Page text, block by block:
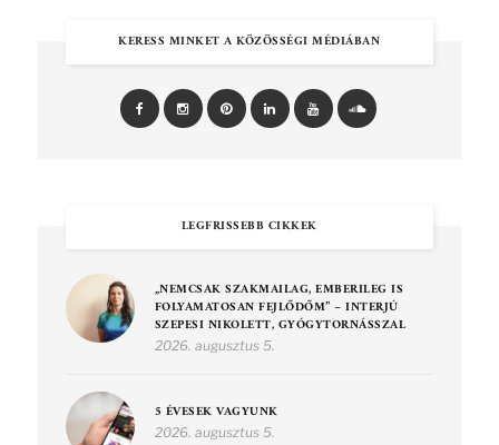
KERESS MINKET A KÖZÖSSÉGI MÉDIÁBAN
LEGFRISSEBB CIKKEK
„NEMCSAK SZAKMAILAG, EMBERILEG IS
FOLYAMATOSAN FEJLŐDŐM” – INTERJÚ
SZEPESI NIKOLETT, GYÓGYTORNÁSSZAL
2026. augusztus 5.
5 ÉVESEK VAGYUNK
2026. augusztus 5.